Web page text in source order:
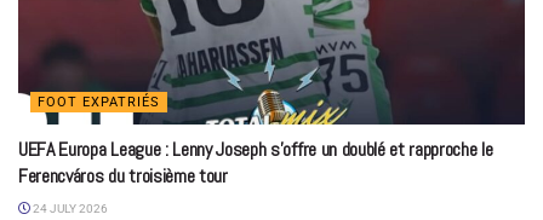
FOOT EXPATRIÉS
UEFA Europa League : Lenny Joseph s’offre un doublé et rapproche le
Ferencváros du troisième tour
24 JULY 2026